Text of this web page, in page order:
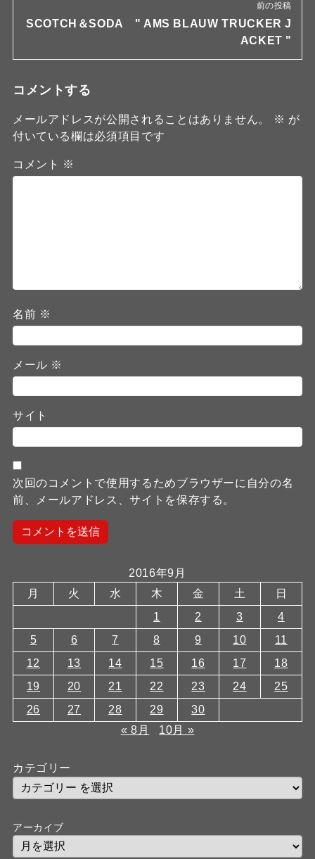
前の投稿
SCOTCH＆SODA " AMS BLAUW TRUCKER J
ACKET "
コメントする
メールアドレスが公開されることはありません。 ※ が
付いている欄は必須項目です
コメント ※
名前 ※
メール ※
サイト
次回のコメントで使用するためブラウザーに自分の名
前、メールアドレス、サイトを保存する。
2016年9月
月
火 水 木 金 土
日
1
2 3
4
5
6 7 8 9 10
11
12
13 14 15 16 17
18
19
20 21 22 23 24
25
26
27 28 29
30
« 8月
10月 »
カテゴリー
アーカイブ